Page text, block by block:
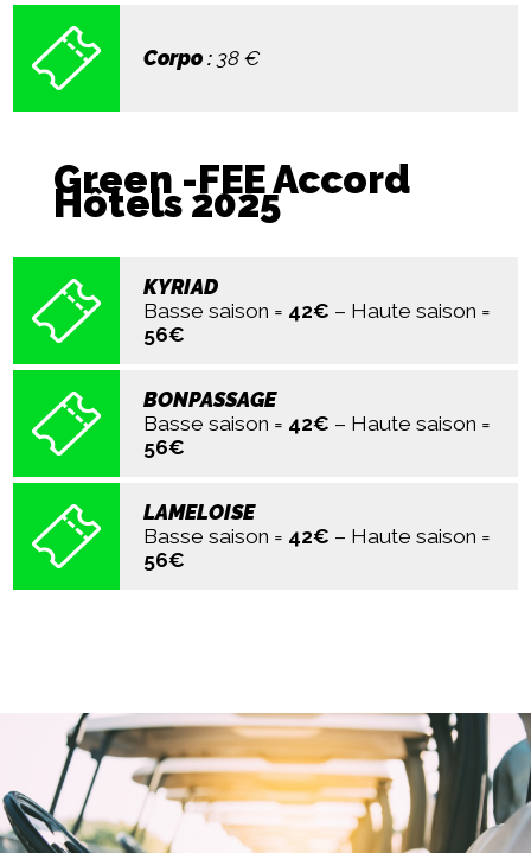
Corpo :38 €
Green -FEE Accord
Hôtels 2025
KYRIAD
Basse saison = 42€ – Haute saison =
56€
BONPASSAGE
Basse saison = 42€ – Haute saison =
56€
LAMELOISE
Basse saison = 42€ – Haute saison =
56€